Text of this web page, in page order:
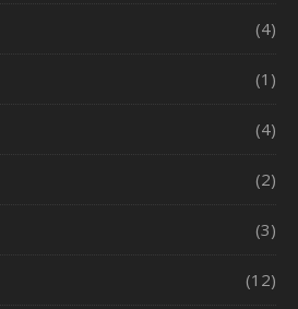
(4)
(1)
(4)
(2)
(3)
(12)